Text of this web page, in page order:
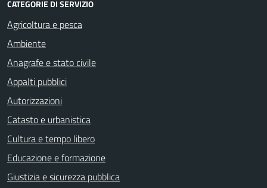
CATEGORIE DI SERVIZIO
Agricoltura e pesca
Ambiente
Anagrafe e stato civile
Appalti pubblici
Autorizzazioni
Catasto e urbanistica
Cultura e tempo libero
Educazione e formazione
Giustizia e sicurezza pubblica